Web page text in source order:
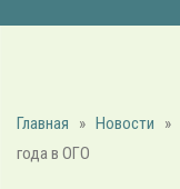
Главная » Новости »
года в ОГО